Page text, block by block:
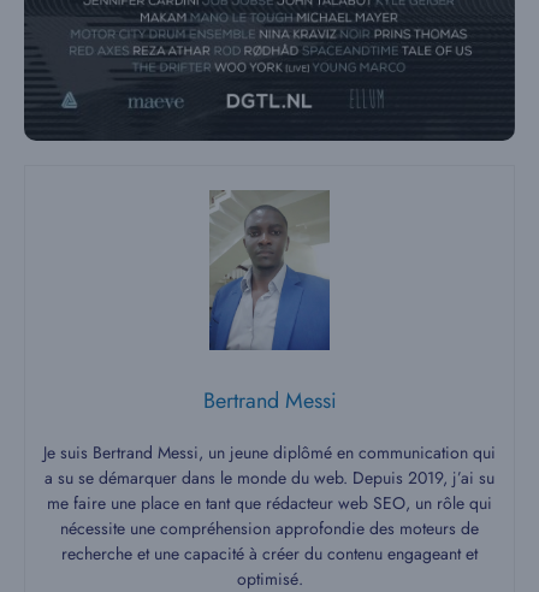
Bertrand Messi
Je suis Bertrand Messi, un jeune diplômé en communication qui
a su se démarquer dans le monde du web. Depuis 2019, j’ai su
me faire une place en tant que rédacteur web SEO, un rôle qui
nécessite une compréhension approfondie des moteurs de
recherche et une capacité à créer du contenu engageant et
optimisé.